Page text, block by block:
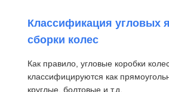
Классификация угловых
сборки колес
Как правило, угловые коробки
классифицируются как
круглые, болтовые и т.д.